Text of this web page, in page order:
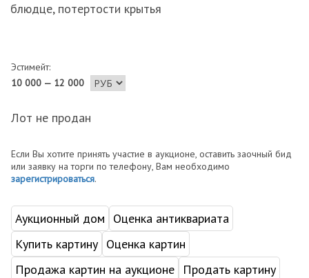
блюдце, потертости крытья
Эстимейт:
10 000 — 12 000
Лот не продан
Если Вы хотите принять участие в аукционе, оставить заочный бид
или заявку на торги по телефону, Вам необходимо
зарегистрироваться.
Аукционный дом
Оценка антиквариата
Купить картину Оценка картин
Продажа картин на аукционе
Продать картину